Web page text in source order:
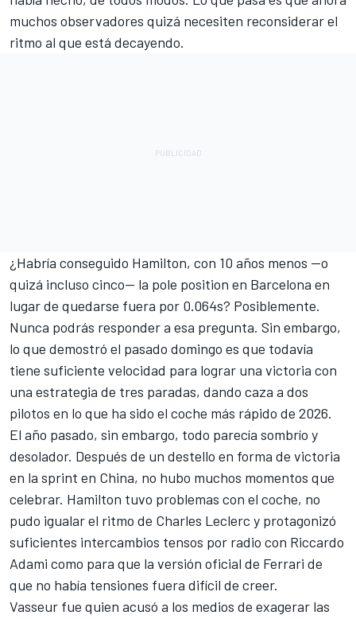
muchos observadores quizá necesiten reconsiderar el
ritmo al que está decayendo.
¿Habría conseguido Hamilton, con 10 años menos —o
quizá incluso cinco— la pole position en Barcelona en
lugar de quedarse fuera por 0.064s? Posiblemente.
Nunca podrás responder a esa pregunta. Sin embargo,
lo que demostró el pasado domingo es que todavía
tiene suficiente velocidad para lograr una victoria con
una estrategia de tres paradas, dando caza a dos
pilotos en lo que ha sido el coche más rápido de 2026.
El año pasado, sin embargo, todo parecía sombrío y
desolador. Después de un destello en forma de victoria
en la sprint en China, no hubo muchos momentos que
celebrar. Hamilton tuvo problemas con el coche, no
pudo igualar el ritmo de Charles Leclerc y protagonizó
suficientes intercambios tensos por radio con Riccardo
Adami como para que la versión oficial de Ferrari de
que no había tensiones fuera difícil de creer.
Vasseur fue quien acusó a los medios de exagerar las